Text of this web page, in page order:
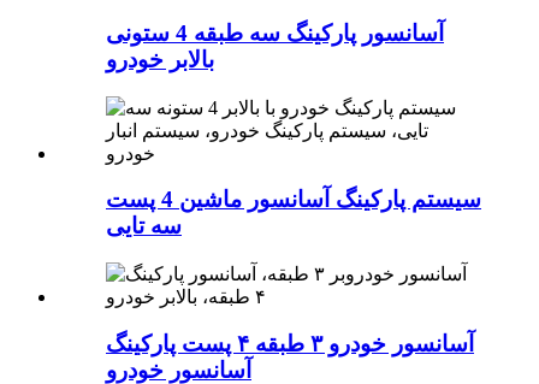
آسانسور پارکینگ سه طبقه 4 ستونی
بالابر خودرو
سیستم پارکینگ آسانسور ماشین 4 پست
سه تایی
آسانسور خودرو ۳ طبقه ۴ پست پارکینگ
آسانسور خودرو